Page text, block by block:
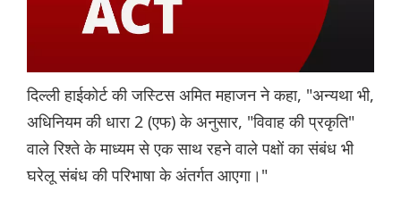
दिल्ली हाईकोर्ट की जस्टिस अमित महाजन ने कहा, "अन्यथा भी,
अधिनियम की धारा 2 (एफ) के अनुसार, "विवाह की प्रकृति"
वाले रिश्ते के माध्यम से एक साथ रहने वाले पक्षों का संबंध भी
घरेलू संबंध की परिभाषा के अंतर्गत आएगा।"